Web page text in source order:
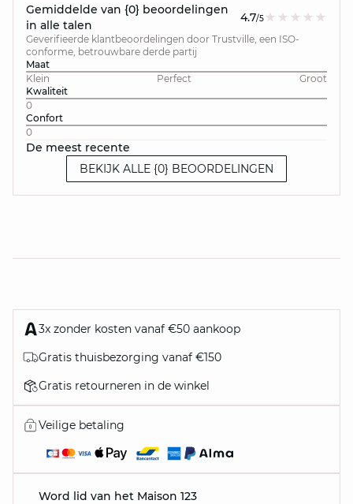
Gemiddelde van {0} beoordelingen
in alle talen
4.7/5
Geverifieerde klantbeoordelingen door Trustville, een ISO-
conforme, betrouwbare derde partij
Maat
Klein
Perfect
Groot
Kwaliteit
0
Confort
0
De meest recente
BEKIJK ALLE {0} BEOORDELINGEN
3x zonder kosten vanaf €50 aankoop
Gratis thuisbezorging vanaf €150
Gratis retourneren in de winkel
Veilige betaling
Word lid van het Maison 123